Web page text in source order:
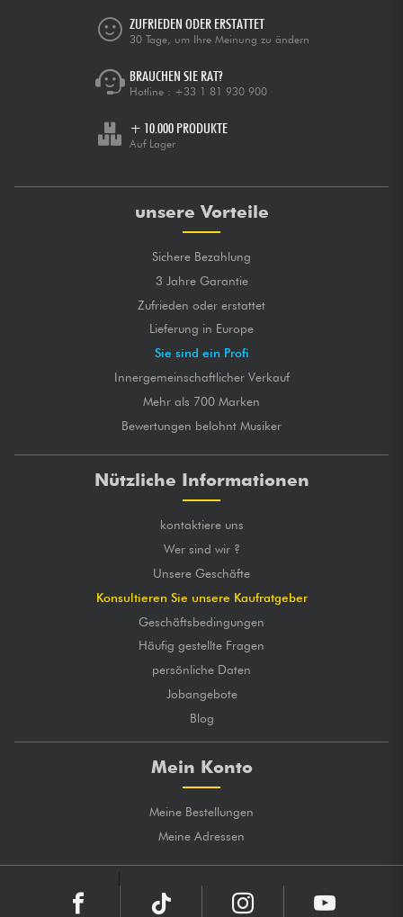
ZUFRIEDEN ODER ERSTATTET
30 Tage, um Ihre Meinung zu ändern
BRAUCHEN SIE RAT?
Hotline : +33 1 81 930 900
+ 10.000 PRODUKTE
Auf Lager
unsere Vorteile
Sichere Bezahlung
3 Jahre Garantie
Zufrieden oder erstattet
Lieferung in Europe
Sie sind ein Profi
Innergemeinschaftlicher Verkauf
Mehr als 700 Marken
Bewertungen belohnt Musiker
Nützliche Informationen
kontaktiere uns
Wer sind wir ?
Unsere Geschäfte
Konsultieren Sie unsere Kaufratgeber
Geschäftsbedingungen
Häufig gestellte Fragen
persönliche Daten
Jobangebote
Blog
Mein Konto
Meine Bestellungen
Meine Adressen